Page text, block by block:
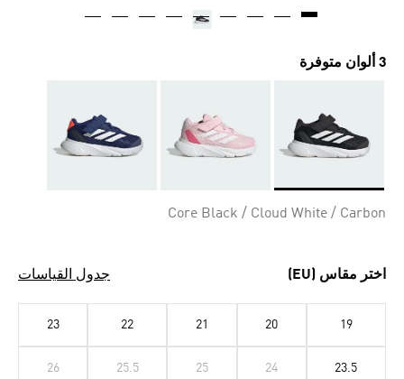
3 ألوان متوفرة
Core Black / Cloud White / Carbon
اختر مقاس (EU) جدول القياسات
19
20
21
22
23
23.5
24
25
25.5
26